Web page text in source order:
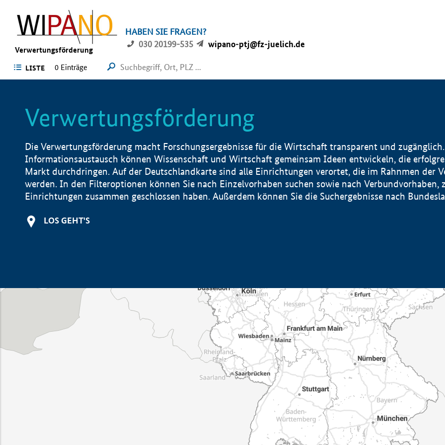
Verwertungsförderung
HABEN SIE FRAGEN?
030 20199-535
wipano-ptj@fz-juelich.de
LISTE 0 Einträge
Verwertungsförderung
Die Verwertungsförderung macht Forschungsergebnisse für die Wirtschaft transparent und
Informationsaustausch können Wissenschaft und Wirtschaft gemeinsam Ideen entwickeln, die
Markt durchdringen. Auf der Deutschlandkarte sind alle Einrichtungen verortet, die im Rahnmen der
werden. In den Filteroptionen können Sie nach Einzelvorhaben suchen sowie nach Verbundvorhaben,
Einrichtungen zusammen geschlossen haben. Außerdem können Sie die Suchergebnisse nach
LOS GEHT'S